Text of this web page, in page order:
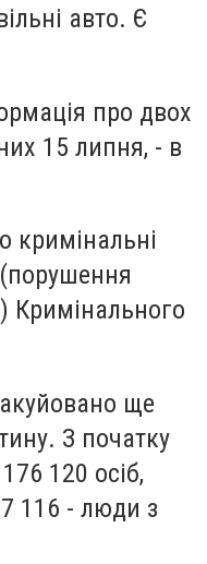
авто. Є
про двох
15 липня, - в
кримінальні
Кримінального
ще
З початку
120 осіб,
116 - люди з